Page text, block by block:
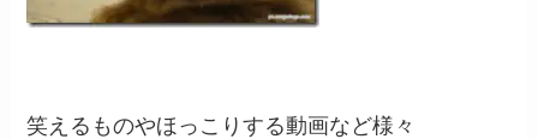
笑えるものやほっこりする動画など様々